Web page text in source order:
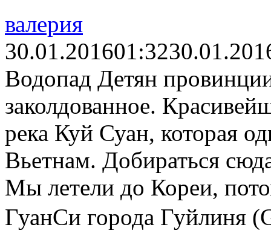
валерия
30.01.201601:32
Водопад Детян
заколдованное.
река Куй Суан, которая
Вьетнам. Добираться
Мы летели до Кореи,
ГуанСи города Гуйлиня